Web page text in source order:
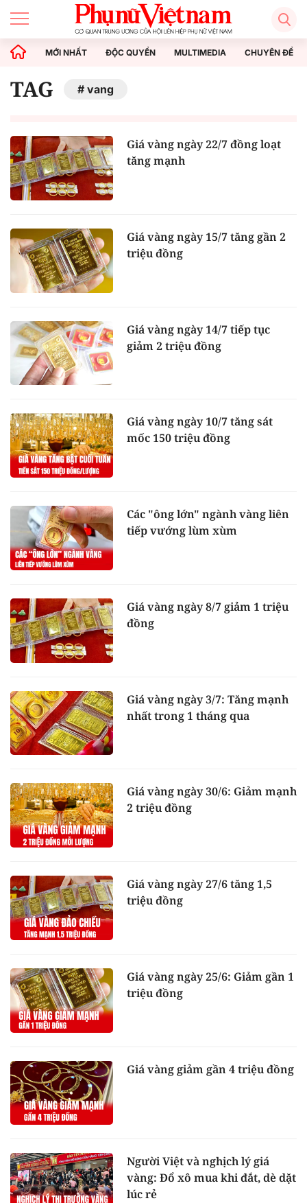
MỚI NHẤT ĐỘC QUYỀN MULTIMEDIA CHUYÊN ĐỀ
TAG vang
Giá vàng ngày 22/7 đồng loạt
tăng mạnh
Giá vàng ngày 15/7 tăng gần 2
triệu đồng
Giá vàng ngày 14/7 tiếp tục
giảm 2 triệu đồng
Giá vàng ngày 10/7 tăng sát
mốc 150 triệu đồng
Các "ông lớn" ngành vàng liên
tiếp vướng lùm xùm
Giá vàng ngày 8/7 giảm 1 triệu
đồng
Giá vàng ngày 3/7: Tăng mạnh
nhất trong 1 tháng qua
Giá vàng ngày 30/6: Giảm mạnh
2 triệu đồng
Giá vàng ngày 27/6 tăng 1,5
triệu đồng
Giá vàng ngày 25/6: Giảm gần 1
triệu đồng
Giá vàng giảm gần 4 triệu đồng
Người Việt và nghịch lý giá
vàng: Đổ xô mua khi đắt, dè dặt
lúc rẻ